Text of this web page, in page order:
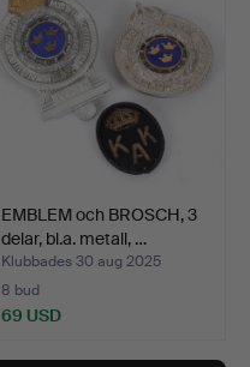
EMBLEM och BROSCH, 3
delar, bl.a. metall, …
Klubbades 30 aug 2025
8 bud
69 USD